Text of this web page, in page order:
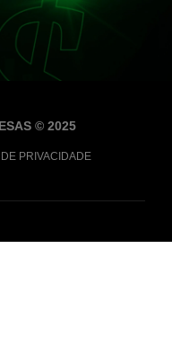
© 2025
PRIVACIDADE